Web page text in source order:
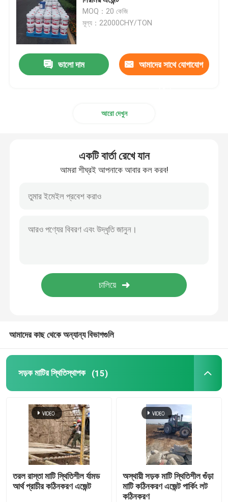
স্ল্যাড সলিডিফিকেশন
তরল মাটির স্থিতিশীল
ওয়াটার গ্লাস সোডিয়াম সিলিক্যাট
জল ধরে রাখার এজেন্ট
ট্রেলার কংক্রিট পাম্প
ভিজা স্প্রে মেশিন
MOQ：20 কেজি
মূল্য：22000CHY/TON
ভালো দাম আমাদের সাথে যোগাযোগ
আরো দেখুন
একটি বার্তা রেখে যান
আমরা শীঘ্রই আপনাকে আবার কল করব!
আমাদের কাছ থেকে অন্যান্য বিভাগগুলি
সড়ক মাটির স্থিতিস্থাপক (15)
তরল রাস্তা মাটি স্থিতিশীল র্যামড
আর্থ প্রাচীর কঠিনকরণ এজেন্ট
অস্থায়ী সড়ক মাটি স্থিতিশীল গুঁড়া
মাটি কঠিনকরণ এজেন্ট পার্কিং লট
কঠিনকরণ